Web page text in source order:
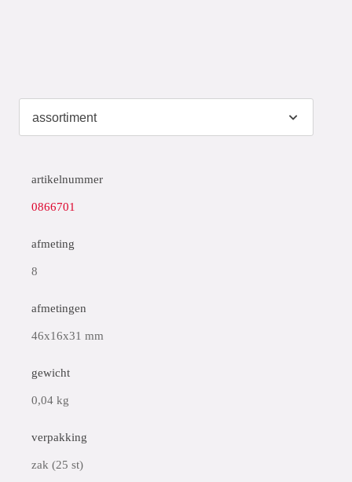
artikelnummer
0866701
afmeting
8
afmetingen
46x16x31 mm
gewicht
0,04 kg
verpakking
zak (25 st)